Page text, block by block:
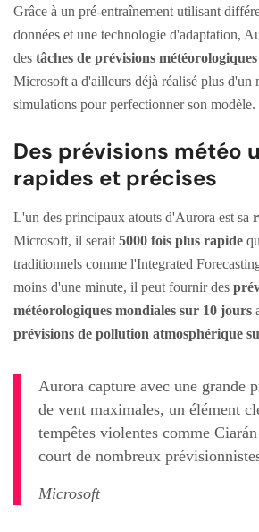
Grâce à un pré-entraînement utilisant
données et une technologie d'adaptation,
des tâches de prévisions
Microsoft a d'ailleurs déjà réalisé plus d'un
simulations pour perfectionner son modèle.
Des prévisions météo
rapides et précises
L'un des principaux atouts d'Aurora est sa
Microsoft, il serait 5000 fois plus rapide
traditionnels comme l'Integrated
moins d'une minute, il peut fournir des
météorologiques mondiales sur 10 jours
prévisions de pollution atmosphérique
Aurora capture avec une grande
de vent maximales, un élément
tempêtes violentes comme
court de nombreux
Microsoft